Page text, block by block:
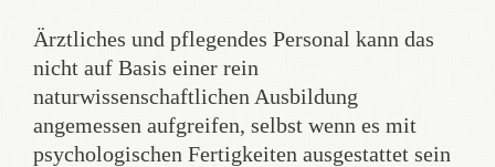
Ärztliches und pflegendes Personal kann das
nicht auf Basis einer rein
naturwissenschaftlichen Ausbildung
angemessen aufgreifen, selbst wenn es mit
psychologischen Fertigkeiten ausgestattet sein